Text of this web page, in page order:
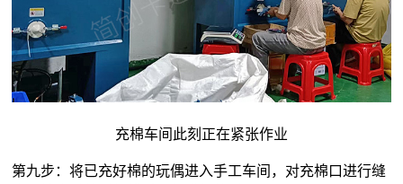
充棉车间此刻正在紧张作业
第九步：将已充好棉的玩偶进入手工车间，对充棉口进行缝